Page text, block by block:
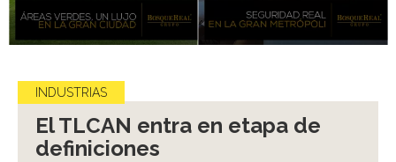
INDUSTRIAS
El TLCAN entra en etapa de
definiciones